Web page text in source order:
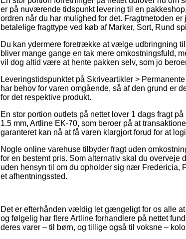
er på nuværende tidspunkt levering til en
ordren når du har mulighed for det. Fragtmetoden
betalelige fragttype ved køb af Marker, Sort, Rund
Du kan ydermere foretrække at vælge udbringning
bliver mange gange en tak mere omkostningsfuld,
vil dog altid være at hente pakken selv, som jo
Leveringstidspunktet på Skriveartikler >
har behov for varen omgående, så af den grund er
for det respektive produkt.
En stor portion outlets på nettet lover 1 dags fragt
1.5 mm, Artline EK-70, som beroer på at
garanteret kan nå at få varen klargjort forud for at
Nogle online varehuse tilbyder fragt uden
for en bestemt pris. Som alternativ skal du
uden hensyn til om du opholder sig nær Fredericia,
et afhentningssted.
Det er efterhånden vældig let gængeligt for os alle
og følgelig har flere Artline forhandlere på nettet
deres varer – til børn, og tillige også til voksne –